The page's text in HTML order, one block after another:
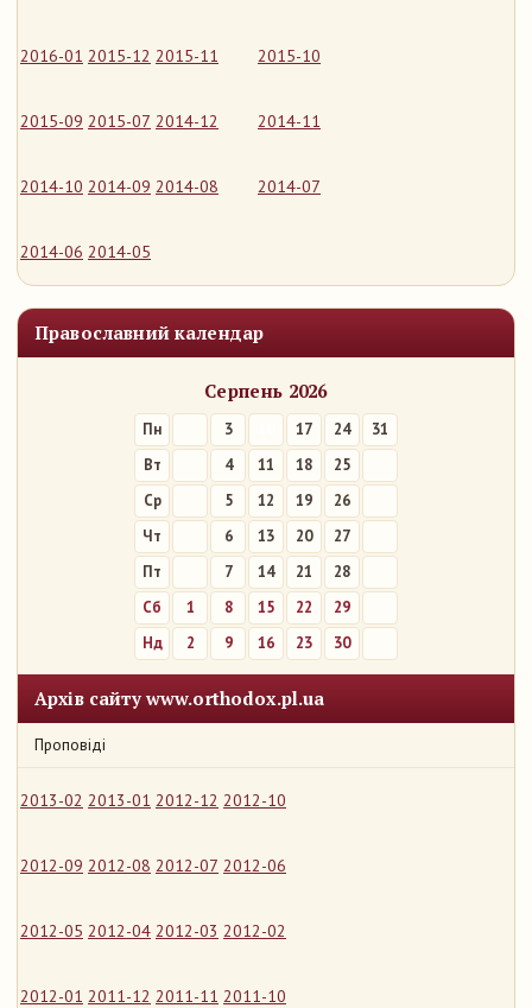
2016-01 2015-12 2015-11 2015-10
2015-09 2015-07 2014-12 2014-11
2014-10 2014-09 2014-08 2014-07
2014-06 2014-05
Православний календар
Серпень 2026
Пн 3 17 24
31
Вт
4 11 18
25
Ср
5 12 19
26
Чт
6 13 20
27
Пт
7 14 21
28
Сб
1 8 15 22
29
Нд
2 9 16 23 30
Архів сайту www.orthodox.pl.ua
Проповіді
2013-02 2013-01 2012-12 2012-10
2012-09 2012-08 2012-07 2012-06
2012-05 2012-04 2012-03 2012-02
2012-01 2011-12 2011-11 2011-10